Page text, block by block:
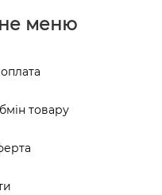
меню
товару